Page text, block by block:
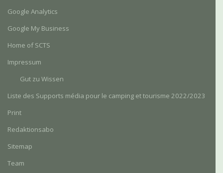
Google Analytics
Google My Business
Home of SCTS
Impressum
Gut zu Wissen
Liste des Supports média pour le camping et tourisme 2022/2023
Print
Redaktionsabo
Sitemap
Team